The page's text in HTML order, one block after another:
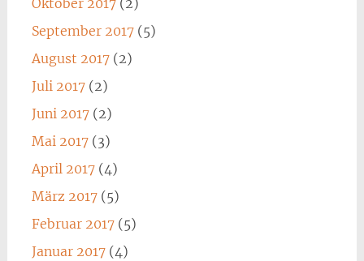
Oktober 2017(2)
September 2017(5)
August 2017(2)
Juli 2017(2)
Juni 2017(2)
Mai 2017(3)
April 2017(4)
März 2017(5)
Februar 2017(5)
Januar 2017(4)